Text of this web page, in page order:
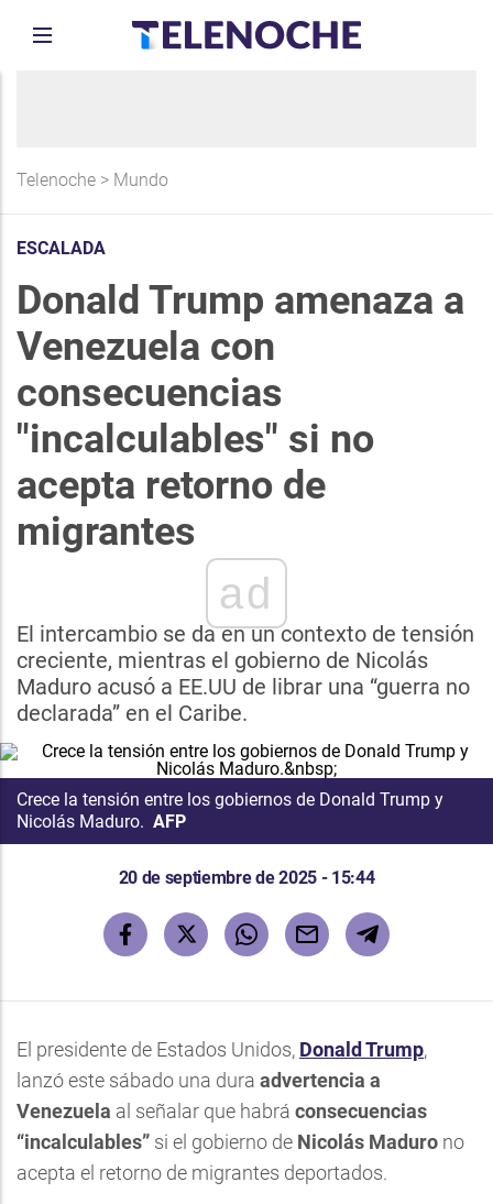
Telenoche > Mundo
ESCALADA
Donald Trump amenaza a
Venezuela con
consecuencias
"incalculables" si no
acepta retorno de
migrantes
ad
El intercambio se da en un contexto de tensión
creciente, mientras el gobierno de Nicolás
Maduro acusó a EE.UU de librar una “guerra no
declarada” en el Caribe.
Crece la tensión entre los gobiernos de Donald Trump y
Nicolás Maduro. AFP
20 de septiembre de 2025 - 15:44
El presidente de Estados Unidos, Donald Trump,
lanzó este sábado una dura advertencia a
Venezuela al señalar que habrá consecuencias
“incalculables” si el gobierno de Nicolás Maduro no
acepta el retorno de migrantes deportados.